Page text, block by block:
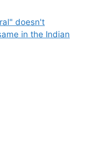
doesn't
in the Indian